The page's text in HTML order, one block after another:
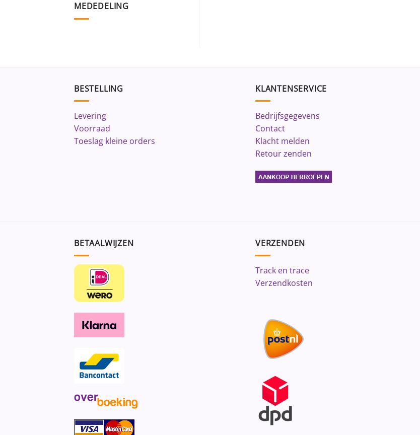
MEDEDELING
BESTELLING
Levering
Voorraad
Toeslag kleine orders
KLANTENSERVICE
Bedrijfsgegevens
Contact
Klacht melden
Retour zenden
BETAALWIJZEN VERZENDEN
Track en trace
Verzendkosten